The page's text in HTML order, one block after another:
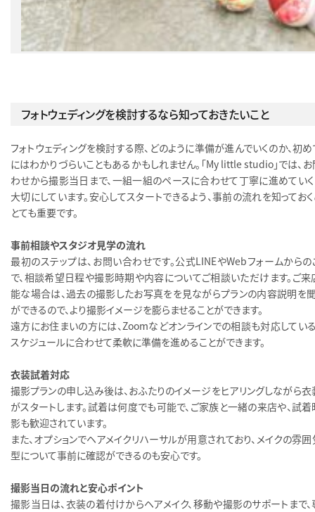
フォトウェディングを検討するなら知っておきたいこと
フォトウェディングを検討する際、どのように準備が進んでいくのか、初
にはわかりづらいこともあるかもしれません。「My little studio」では、
わせから撮影当日まで、一組一組のペースに合わせて丁寧に進めてい
大切にしています。安心してスタートできるよう、事前の流れを知ってお
とても重要です。
事前相談やスタジオ見学の流れ
最初のステップは、お問い合わせです。公式LINEやWebフォームから
で、相談希望日程や撮影時期や内容についてご相談いただけます。ご
能な場合は、過去の撮影したお写真をを見ながらプランの内容説明を
ができるので、より撮影イメージを膨らませることができます。
遠方にお住まいの方には、Zoomなどオンラインでの相談も対応してい
スケジュールに合わせて柔軟に準備を進めることができます。
衣装試着対応
撮影プランの申し込み後は、おふたりのイメージをヒアリングしながら
がスタートします。試着は何度でも可能で、ご家族と一緒の来店や、試
影も歓迎されています。
また、オプションでヘアメイクリハーサルが用意されており、メイクの雰
型について事前に確認ができるのも安心です。
撮影当日の流れと安心ポイント
撮影当日は、衣装の着付けからヘアメイク、移動や撮影のサポートまで